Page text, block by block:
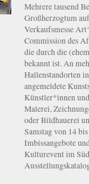
Mehrere tausend
Großherzogtum
Verkaufsmesse
Commission des
die durch die
bekannt ist. An
Hallenstandorten
angemeldete
Künstler*innen
Malerei,
oder Bildhauerei
Samstag von 14
Imbissangebote
Kulturevent im